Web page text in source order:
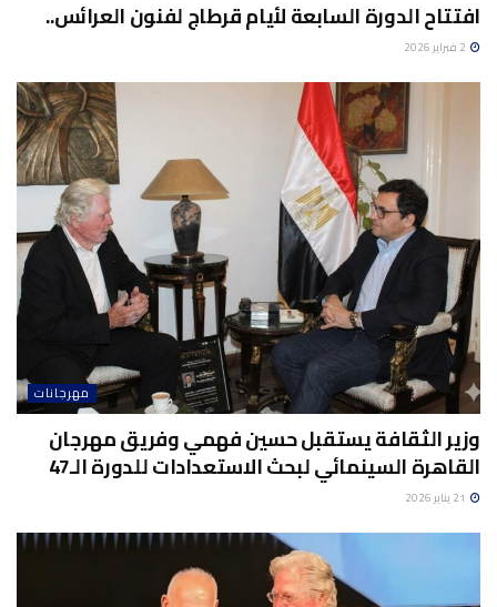
افتتاح الدورة السابعة لأيام قرطاج لفنون العرائس..
مهرجانات
وزير الثقافة يستقبل حسين فهمي وفريق مهرجان
القاهرة السينمائي لبحث الاستعدادات للدورة الـ47